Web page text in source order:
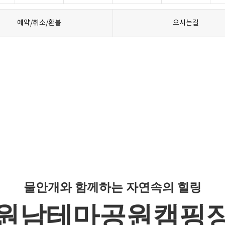
예약/취소/환불 오시는길
물안개와 함께하는 자연속의 힐링
남테마공원캠핑